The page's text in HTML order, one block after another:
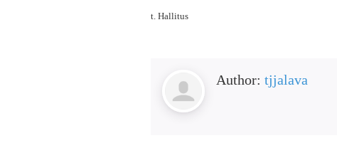
t. Hallitus
Author: tjjalava